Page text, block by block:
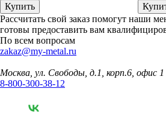
Купить
Рассчитать свой заказ помогут наши
готовы предоставить вам
По всем вопросам
zakaz@my-metal.ru
Москва, ул. Свободы, д.1, корп.6, офис 1
8-800-300-38-12